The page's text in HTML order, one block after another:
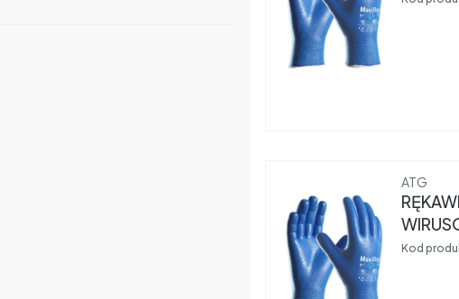
Producent
ATG
10
Kod